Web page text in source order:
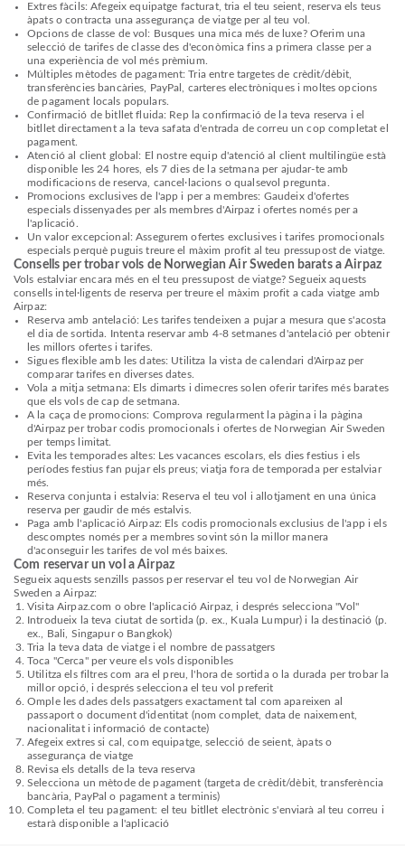
Extres fàcils: Afegeix equipatge facturat, tria el teu seient, reserva els teus
àpats o contracta una assegurança de viatge per al teu vol.
Opcions de classe de vol: Busques una mica més de luxe? Oferim una
selecció de tarifes de classe des d'econòmica fins a primera classe per a
una experiència de vol més prèmium.
Múltiples mètodes de pagament: Tria entre targetes de crèdit/dèbit,
transferències bancàries, PayPal, carteres electròniques i moltes opcions
de pagament locals populars.
Confirmació de bitllet fluida: Rep la confirmació de la teva reserva i el
bitllet directament a la teva safata d'entrada de correu un cop completat el
pagament.
Atenció al client global: El nostre equip d'atenció al client multilingüe està
disponible les 24 hores, els 7 dies de la setmana per ajudar-te amb
modificacions de reserva, cancel·lacions o qualsevol pregunta.
Promocions exclusives de l'app i per a membres: Gaudeix d'ofertes
especials dissenyades per als membres d'Airpaz i ofertes només per a
l'aplicació.
Un valor excepcional: Assegurem ofertes exclusives i tarifes promocionals
especials perquè puguis treure el màxim profit al teu pressupost de viatge.
Consells per trobar vols de Norwegian Air Sweden barats a Airpaz
Vols estalviar encara més en el teu pressupost de viatge? Segueix aquests
consells intel·ligents de reserva per treure el màxim profit a cada viatge amb
Airpaz:
Reserva amb antelació: Les tarifes tendeixen a pujar a mesura que s'acosta
el dia de sortida. Intenta reservar amb 4-8 setmanes d'antelació per obtenir
les millors ofertes i tarifes.
Sigues flexible amb les dates: Utilitza la vista de calendari d'Airpaz per
comparar tarifes en diverses dates.
Vola a mitja setmana: Els dimarts i dimecres solen oferir tarifes més barates
que els vols de cap de setmana.
A la caça de promocions: Comprova regularment la pàgina i la pàgina
d'Airpaz per trobar codis promocionals i ofertes de Norwegian Air Sweden
per temps limitat.
Evita les temporades altes: Les vacances escolars, els dies festius i els
períodes festius fan pujar els preus; viatja fora de temporada per estalviar
més.
Reserva conjunta i estalvia: Reserva el teu vol i allotjament en una única
reserva per gaudir de més estalvis.
Paga amb l'aplicació Airpaz: Els codis promocionals exclusius de l'app i els
descomptes només per a membres sovint són la millor manera
d'aconseguir les tarifes de vol més baixes.
Com reservar un vol a Airpaz
Segueix aquests senzills passos per reservar el teu vol de Norwegian Air
Sweden a Airpaz:
Visita Airpaz.com o obre l'aplicació Airpaz, i després selecciona "Vol"
Introdueix la teva ciutat de sortida (p. ex., Kuala Lumpur) i la destinació (p.
ex., Bali, Singapur o Bangkok)
Tria la teva data de viatge i el nombre de passatgers
Toca "Cerca" per veure els vols disponibles
Utilitza els filtres com ara el preu, l'hora de sortida o la durada per trobar la
millor opció, i després selecciona el teu vol preferit
Omple les dades dels passatgers exactament tal com apareixen al
passaport o document d'identitat (nom complet, data de naixement,
nacionalitat i informació de contacte)
Afegeix extres si cal, com equipatge, selecció de seient, àpats o
assegurança de viatge
Revisa els detalls de la teva reserva
Selecciona un mètode de pagament (targeta de crèdit/dèbit, transferència
bancària, PayPal o pagament a terminis)
Completa el teu pagament: el teu bitllet electrònic s'enviarà al teu correu i
estarà disponible a l'aplicació